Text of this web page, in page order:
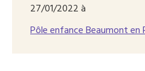
27/01/2022 à
Pôle enfance Beaumont en